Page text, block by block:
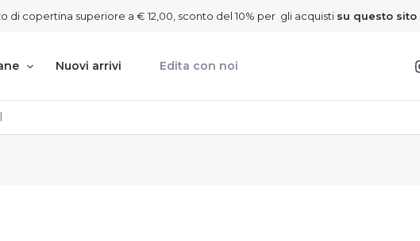
di copertina superiore a € 12,00, sconto del 10% per gli acquisti su questo sito
Nuovi arrivi Edita con noi